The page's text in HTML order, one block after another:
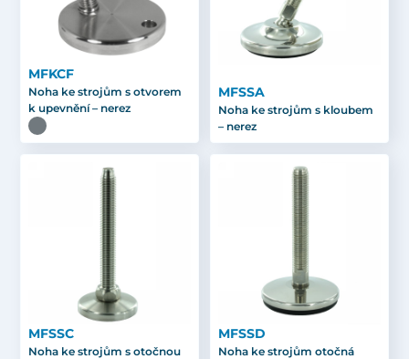
MFKCF
Noha ke strojům s otvorem
k upevnění – nerez
MFSSA
Noha ke strojům s kloubem
– nerez
MFSSC
Noha ke strojům s otočnou
MFSSD
Noha ke strojům otočná